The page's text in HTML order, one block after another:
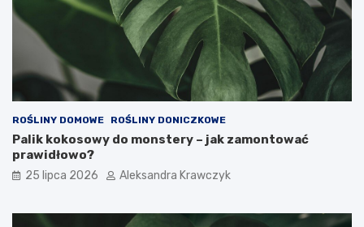
ROŚLINY DOMOWE ROŚLINY DONICZKOWE
Palik kokosowy do monstery – jak zamontować
prawidłowo?
25 lipca 2026 Aleksandra Krawczyk